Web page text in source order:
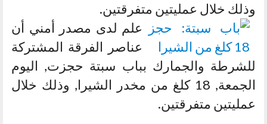
وذلك خلال عمليتين متفرقتين.
علم لدى مصدر أمني أن
عناصر الفرقة المشتركة
للشرطة والجمارك بباب سبتة حجزت, اليوم
الجمعة, 18 كلغ من مخدر الشيرا, وذلك خلال
عمليتين متفرقتين.